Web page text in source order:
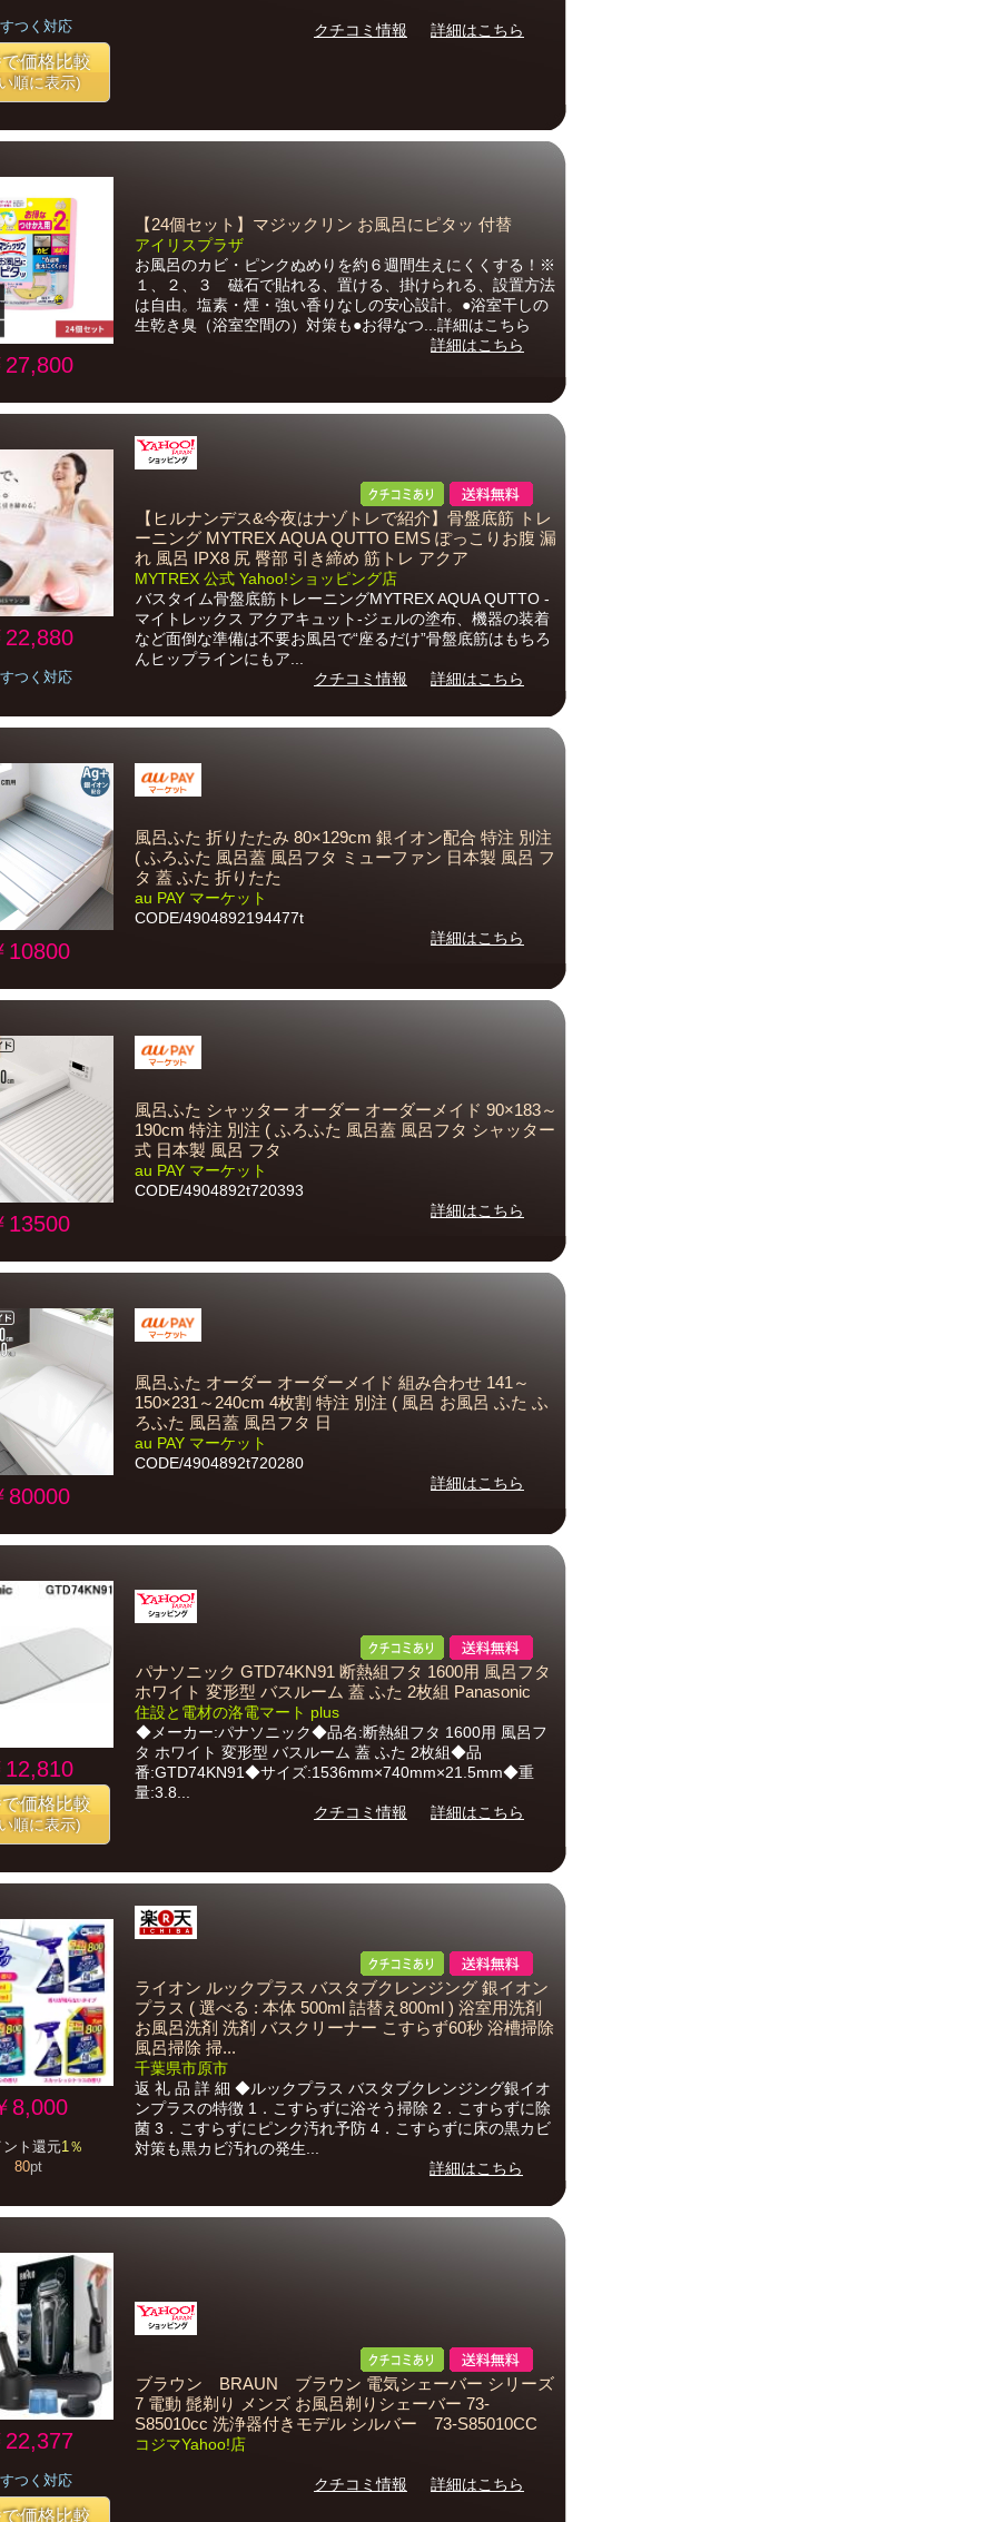
つく対応
価格比較
順に表示)
クチコミ情報 詳細はこちら
27,800
【24個セット】マジックリン お風呂にピタッ 付替
アイリスプラザ
お風呂のカビ・ピンクぬめりを約６週間生えにくくする！※
１、２、３ 磁石で貼れる、置ける、掛けられる、設置方法
は自由。塩素・煙・強い香りなしの安心設計。●浴室干しの
生乾き臭（浴室空間の）対策も●お得なつ...詳細はこちら
詳細はこちら
22,880
つく対応
【ヒルナンデス&今夜はナゾトレで紹介】骨盤底筋 トレ
ーニング MYTREX AQUA QUTTO EMS ぽっこりお腹 漏
れ 風呂 IPX8 尻 臀部 引き締め 筋トレ アクア
MYTREX 公式 Yahoo!ショッピング店
バスタイム骨盤底筋トレーニングMYTREX AQUA QUTTO -
マイトレックス アクアキュット-ジェルの塗布、機器の装着
など面倒な準備は不要お風呂で“座るだけ”骨盤底筋はもちろ
んヒップラインにもア...
クチコミ情報
詳細はこちら
10800
風呂ふた 折りたたみ 80×129cm 銀イオン配合 特注 別注
( ふろふた 風呂蓋 風呂フタ ミューファン 日本製 風呂 フ
タ 蓋 ふた 折りたた
au PAY マーケット
CODE/4904892194477t
詳細はこちら
13500
風呂ふた シャッター オーダー オーダーメイド 90×183～
190cm 特注 別注 ( ふろふた 風呂蓋 風呂フタ シャッター
式 日本製 風呂 フタ
au PAY マーケット
CODE/4904892t720393
詳細はこちら
80000
風呂ふた オーダー オーダーメイド 組み合わせ 141～
150×231～240cm 4枚割 特注 別注 ( 風呂 お風呂 ふた ふ
ろふた 風呂蓋 風呂フタ 日
au PAY マーケット
CODE/4904892t720280
詳細はこちら
12,810
価格比較
順に表示)
パナソニック GTD74KN91 断熱組フタ 1600用 風呂フタ
ホワイト 変形型 バスルーム 蓋 ふた 2枚組 Panasonic
住設と電材の洛電マート plus
◆メーカー:パナソニック◆品名:断熱組フタ 1600用 風呂フ
タ ホワイト 変形型 バスルーム 蓋 ふた 2枚組◆品
番:GTD74KN91◆サイズ:1536mm×740mm×21.5mm◆重
量:3.8...
クチコミ情報
詳細はこちら
8,000
ト還元1％
80pt
ライオン ルックプラス バスタブクレンジング 銀イオン
プラス ( 選べる : 本体 500ml 詰替え800ml ) 浴室用洗剤
お風呂洗剤 洗剤 バスクリーナー こすらず60秒 浴槽掃除
風呂掃除 掃...
千葉県市原市
返 礼 品 詳 細 ◆ルックプラス バスタブクレンジング銀イオ
ンプラスの特徴 1．こすらずに浴そう掃除 2．こすらずに除
菌 3．こすらずにピンク汚れ予防 4．こすらずに床の黒カビ
対策も黒カビ汚れの発生...
詳細はこちら
22,377
つく対応
価格比較
ブラウン BRAUN ブラウン 電気シェーバー シリーズ
7 電動 髭剃り メンズ お風呂剃りシェーバー 73-
S85010cc 洗浄器付きモデル シルバー 73-S85010CC
コジマYahoo!店
クチコミ情報 詳細はこちら